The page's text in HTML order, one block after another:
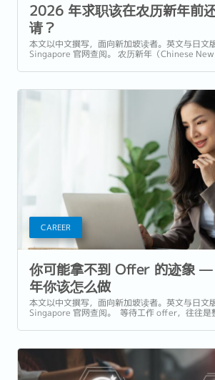
2026 年求职该在农历新年前
请？
本文以中文撰写，面向新加坡读者。英文与日文
Singapore 官网查阅。 农历新年（Chinese
同一个问题：...
CAREER
你可能拿不到 Offer 的迹象
年你该怎么做
本文以中文撰写，面向新加坡读者。英文与日文
Singapore 官网查阅。 等待工作 offer，往往是